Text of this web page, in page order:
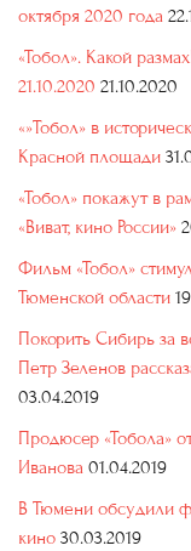
октября 2020 года
«Тобол». Какой
21.10.2020 21.10.2020
«»Тобол» в
Красной площади
«Тобол» покажут в
«Виват, кино России»
Фильм «Тобол»
Тюменской области
Покорить Сибирь за
Петр Зеленов
03.04.2019
Продюсер «Тобола»
Иванова 01.04.2019
В Тюмени обсудили
кино 30.03.2019